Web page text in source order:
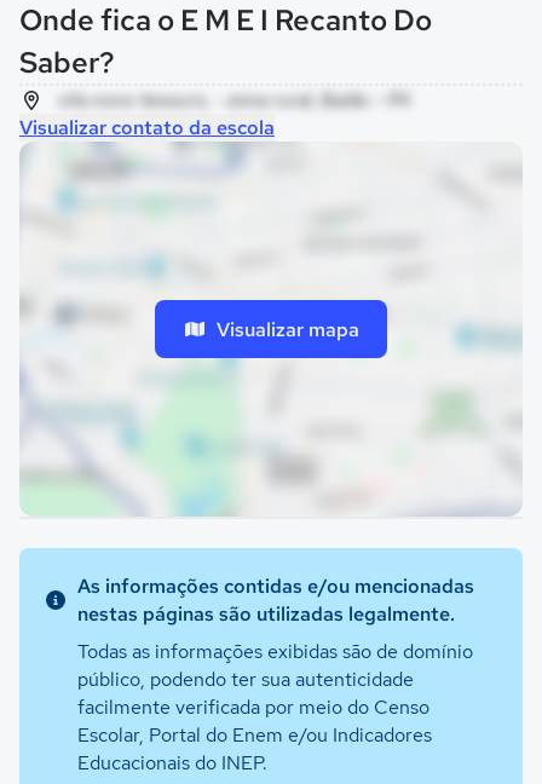
Onde fica o E M E I Recanto Do
Saber?
vila novo tesouro, - zona rural, Baião - PA
Visualizar contato da escola
Visualizar mapa
As informações contidas e/ou mencionadas
nestas páginas são utilizadas legalmente.
Todas as informações exibidas são de domínio
público, podendo ter sua autenticidade
facilmente verificada por meio do Censo
Escolar, Portal do Enem e/ou Indicadores
Educacionais do INEP.